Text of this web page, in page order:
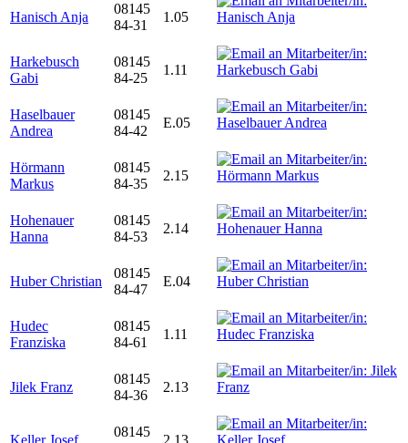
Hanisch Anja
08145
84-31
1.05
Harkebusch
Gabi
08145
84-25
1.11
Haselbauer
Andrea
08145
84-42
E.05
Hörmann
Markus
08145
84-35
2.15
Hohenauer
Hanna
08145
84-53
2.14
Huber Christian
08145
84-47
E.04
Hudec
Franziska
08145
84-61
1.11
Jilek Franz
08145
84-36
2.13
08145